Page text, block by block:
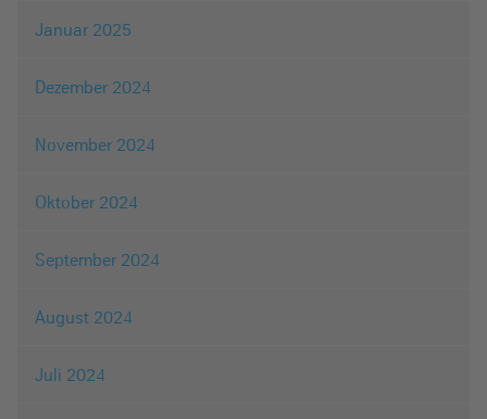
Januar 2025
Dezember 2024
November 2024
Oktober 2024
September 2024
August 2024
Juli 2024